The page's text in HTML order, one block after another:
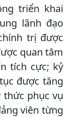
triển khai
lãnh đạo
trị được
quan tâm
tích cực; kỷ
được tăng
phục vụ
viên từng